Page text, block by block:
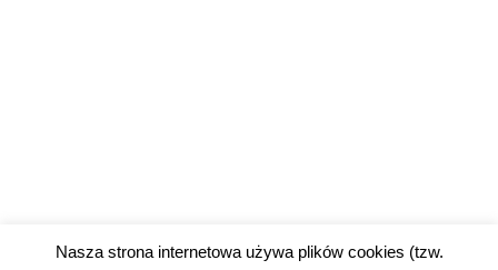
Nasza strona internetowa używa plików cookies (tzw.